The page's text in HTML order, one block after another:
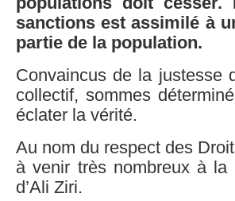
sanctions est assimilé à
partie de la population.
Convaincus de la justesse
collectif, sommes
éclater la vérité.
Au nom du respect des
à venir très nombreux à la
d’Ali Ziri.